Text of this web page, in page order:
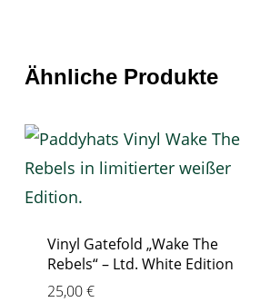
Ähnliche Produkte
Vinyl Gatefold „Wake The
Rebels“ – Ltd. White Edition
25,00€